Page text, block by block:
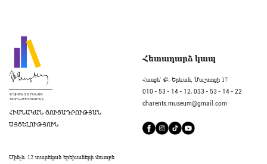
ՀԻՄՆԱԿԱՆ ՑՈՒՑԱԴՐՈՒԹՅԱՆ
ԱՅՑԵԼՈՒԹՅՈՒՆ
Մինչև 12 տարեկան երեխաների մուտքն
Հետադարձ կապ
Հասցե` Ք. Երևան, Մաշտոցի 17
010 - 53 - 14 - 12, 033 - 53 - 14 - 22
charents.museum@gmail.com